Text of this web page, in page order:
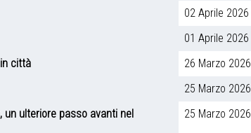
02 Aprile 2026
01 Aprile 2026
città
26 Marzo 2026
25 Marzo 2026
un ulteriore passo avanti nel
25 Marzo 2026